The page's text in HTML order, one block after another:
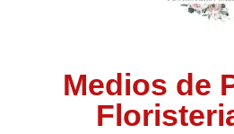
Medios de